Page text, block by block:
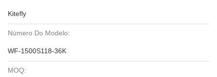
Kitefly
Número Do Modelo:
WF-1500S118-36K
MOQ: